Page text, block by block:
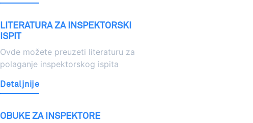
LITERATURA ZA INSPEKTORSKI
ISPIT
Ovde možete preuzeti literaturu za
polaganje inspektorskog ispita
Detaljnije
OBUKE ZA INSPEKTORE